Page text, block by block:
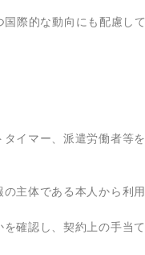
際的な動向にも配慮し
イマー、派遣労働者等
主体である本人から利
確認し、契約上の手当